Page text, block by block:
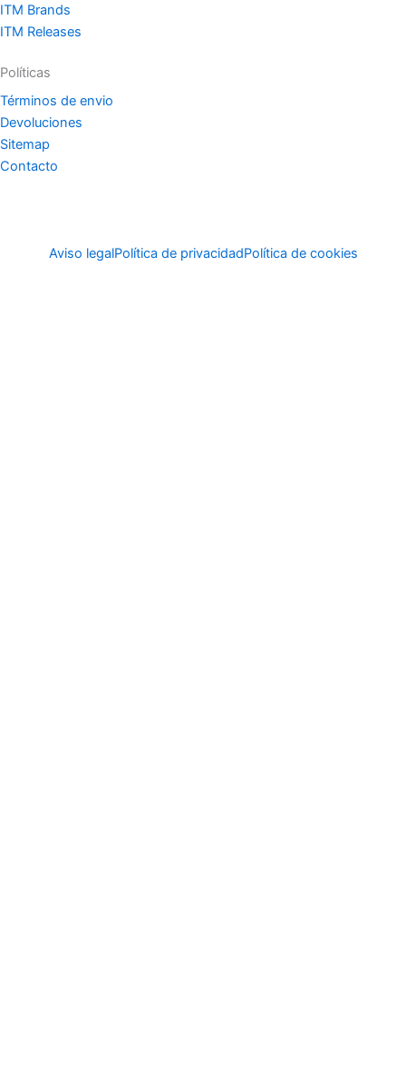
ITM Brands
ITM Releases
Políticas
Términos de envio
Devoluciones
Sitemap
Contacto
Aviso legalPolítica de privacidadPolítica de cookies